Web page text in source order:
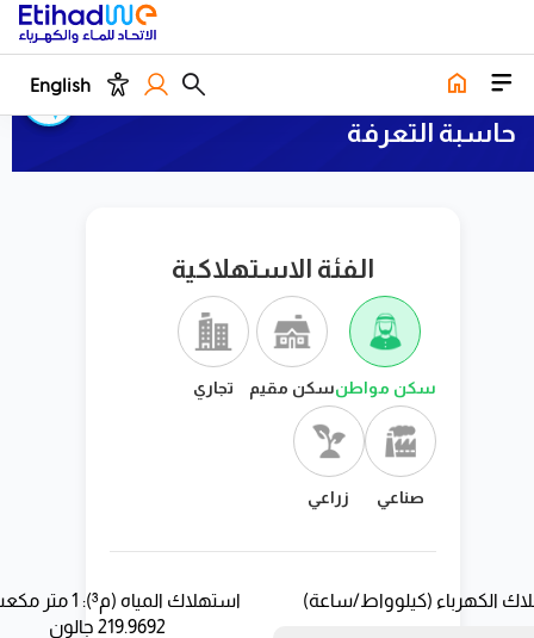
English الخدمات حاسبة التعرفة
حاسبة التعرفة
الفئة الاستهلاكية
سكن مواطنسكن مقيم تجاري
صناعي زراعي
الكهرباء (كيلوواط/ساعة)
استهلاك المياه (م³): 1
219.9692 جالون